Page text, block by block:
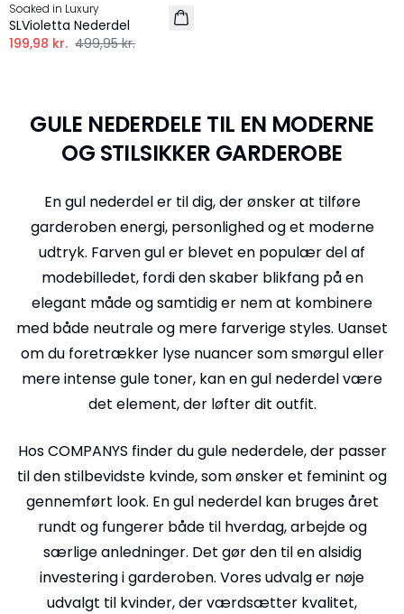
Soaked in Luxury
SLVioletta Nederdel
199,98 kr. 499,95 kr.
GULE NEDERDELE TIL EN MODERNE
OG STILSIKKER GARDEROBE
En gul nederdel er til dig, der ønsker at tilføre
garderoben energi, personlighed og et moderne
udtryk. Farven gul er blevet en populær del af
modebilledet, fordi den skaber blikfang på en
elegant måde og samtidig er nem at kombinere
med både neutrale og mere farverige styles. Uanset
om du foretrækker lyse nuancer som smørgul eller
mere intense gule toner, kan en gul nederdel være
det element, der løfter dit outfit.
Hos COMPANYS finder du gule nederdele, der passer
til den stilbevidste kvinde, som ønsker et feminint og
gennemført look. En gul nederdel kan bruges året
rundt og fungerer både til hverdag, arbejde og
særlige anledninger. Det gør den til en alsidig
investering i garderoben. Vores udvalg er nøje
udvalgt til kvinder, der værdsætter kvalitet,